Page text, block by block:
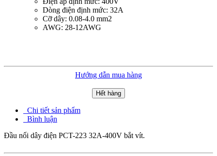
Dòng điện định mức: 32A
Cỡ dây: 0.08-4.0 mm2
AWG: 28-12AWG
Hướng dẫn mua hàng
Hết hàng
Chi tiết sản phẩm
Bình luận
Đầu nối dây điện PCT-223 32A-400V bắt vít.